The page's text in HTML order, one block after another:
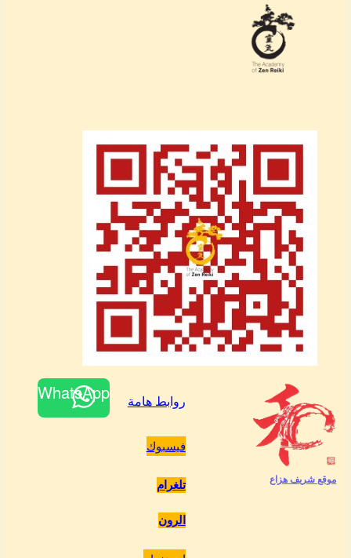
موقع شريف هزاع
روابط هامة
فيسبوك
تلغرام
الرون
WhatsApp